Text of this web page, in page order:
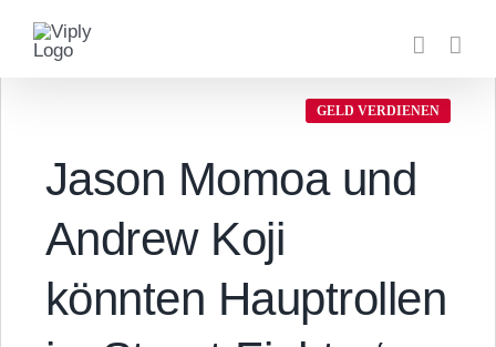
Inhalt
springen
GELD VERDIENEN
Jason Momoa und
Andrew Koji
könnten Hauptrollen